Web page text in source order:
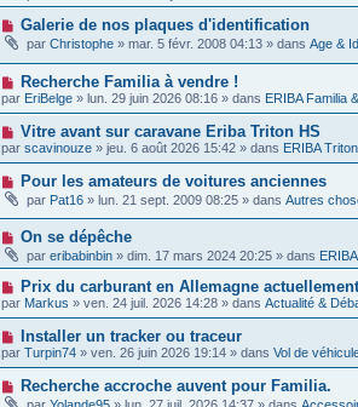
e
s
a
g
u
m
e
s
s
g
e
e
a
m
e
s
s
a
g
e
N
u
v
e
a
m
s
s
g
e
Galerie de nos plaques d'identification
par Christophe » mar. 5 févr. 2008 04:13 » dans Age &
N
o
u
v
a
u
m
e
s
s
a
g
e
Recherche Familia à vendre !
par EriBelge » lun. 29 juin 2026 08:16 » dans ERIBA Familia
N
o
u
v
e
a
u
m
e
s
s
g
e
Vitre avant sur caravane Eriba Triton HS
par scavinouze » jeu. 6 août 2026 15:42 » dans ERIBA Triton
N
u
v
e
a
u
m
e
s
s
g
e
Pour les amateurs de voitures anciennes
par Pat16 » lun. 21 sept. 2009 08:25 » dans Autres
N
u
v
e
a
u
m
e
s
s
a
On se dépêche
par eribabinbin » dim. 17 mars 2024 20:25 » dans
N
o
v
e
a
u
m
e
Prix ​​du carburant en Allemagne actuellement
par Markus » ven. 24 juil. 2026 14:28 » dans Actualité &
N
o
v
e
Installer un tracker ou traceur
par Turpin74 » ven. 26 juin 2026 19:14 » dans Vol de
NRecherche accroche auvent pour Familia.